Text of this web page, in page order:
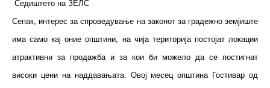
Седиштето на ЗЕЛС
Сепак, интерес за спроведување на законот за градежно земјиште
има само кај оние општини, на чија територија постојат локации
атрактивни за продажба и за кои би можело да се постигнат
високи цени на наддавањата. Овој месец општина Гостивар од